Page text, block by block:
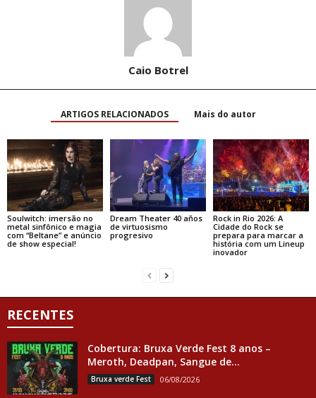
Caio Botrel
ARTIGOS RELACIONADOS Mais do autor
Soulwitch: imersão no
metal sinfônico e magia
com “Beltane” e anúncio
de show especial!
Dream Theater 40 años
de virtuosismo
progresivo
Rock in Rio 2026: A
Cidade do Rock se
prepara para marcar a
história com um Lineup
inovador
RECENTES
Cobertura: Bruxa Verde Fest 8 anos –
Meroth, Deadpan, Sangue de...
Bruxa verde Fest 06/08/2026